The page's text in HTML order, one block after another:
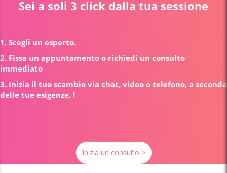
Sei a soli 3 click dalla tua sessione
1. Scegli un esperto.
2. Fissa un appuntamento o richiedi un consulto
immediato
3. Inizia il tuo scambio via chat, video o telefono, a seconda
delle tue esigenze. !
Inizia un consulto >